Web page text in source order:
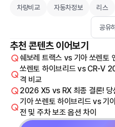
차량비교 자동차정보 리스
공유
추천 콘텐츠 이어보기
쉐보레 트랙스 vs 기아 쏘렌토
쏘렌토 하이브리드 vs CR-V
격 비교
2026 X5 vs RX 최종 결론! 당
기아 쏘렌토 하이브리드 vs 기
전 및 주차 보조 옵션 차이